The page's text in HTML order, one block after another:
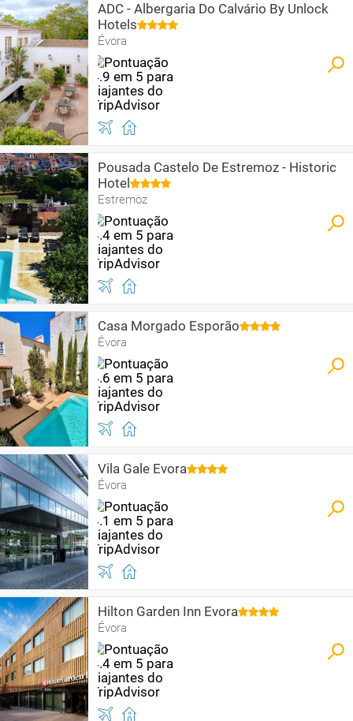
ADC - Albergaria Do Calvário By Unlock
Hotels
Évora
Pousada Castelo De Estremoz - Historic
Hotel
Estremoz
Casa Morgado Esporão
Évora
Vila Gale Evora
Évora
Hilton Garden Inn Evora
Évora